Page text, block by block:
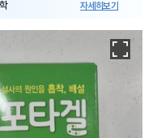
자세히보기